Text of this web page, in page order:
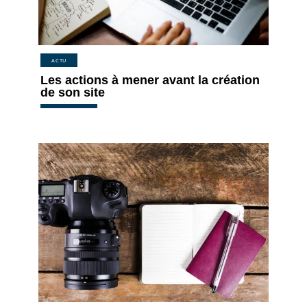
ACTU
Les actions à mener avant la création
de son site